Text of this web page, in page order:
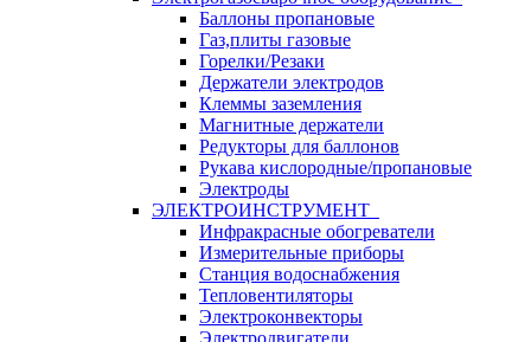
Баллоны пропановые
Газ,плиты газовые
Горелки/Резаки
Держатели электродов
Клеммы заземления
Магнитные держатели
Редукторы для баллонов
Рукава кислородные/пропановые
Электроды
ЭЛЕКТРОИНСТРУМЕНТ
Инфракрасные обогреватели
Измерительные приборы
Станция водоснабжения
Тепловентиляторы
Электроконвекторы
Электродвигатели